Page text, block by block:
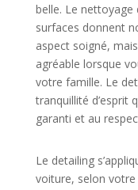
belle. Le
surfaces donnent
aspect soigné,
agréable lorsque
votre famille. Le
tranquillité d’esprit
garanti et au
Le detailing
voiture, selon votre